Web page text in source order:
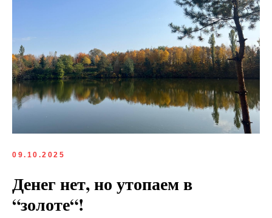
09.10.2025
Денег нет, но утопаем в
“золоте“!